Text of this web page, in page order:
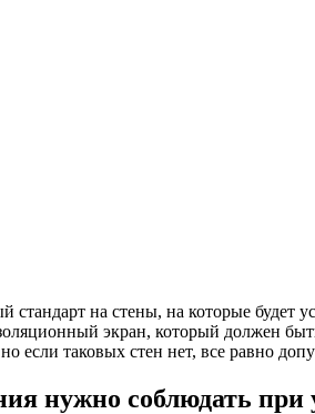
стандарт на стены, на которые будет
экран, который должен
если таковых стен нет, все равно
нужно соблюдать при